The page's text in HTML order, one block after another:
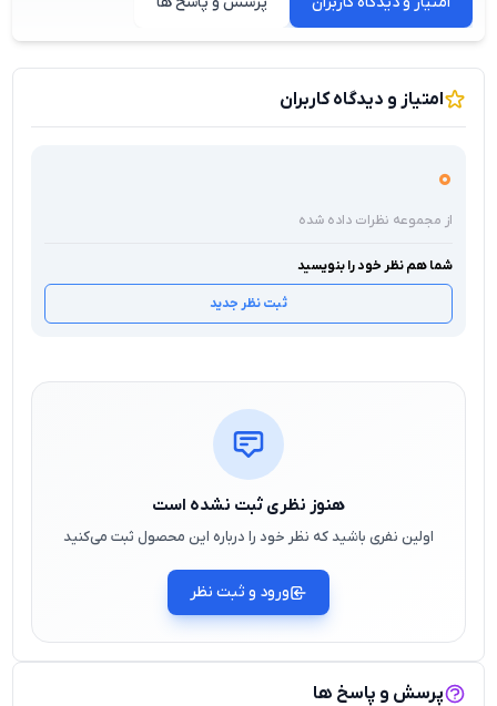
امتیاز و دیدگاه کاربران
0
از مجموعه نظرات داده شده
شما هم نظر خود را بنویسید
ثبت نظر جدید
هنوز نظری ثبت نشده است
اولین نفری باشید که نظر خود را درباره این محصول ثبت می‌کنید
ورود و ثبت نظر
پرسش و پاسخ ها